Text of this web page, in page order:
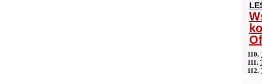
110.
111.
112.